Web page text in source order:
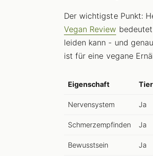
Der wichtigste Punkt:
Vegan Review
leiden kann - und
ist für eine vegane
Eigenschaft
Nervensystem Ja
Schmerzempfinden Ja
Bewusstsein Ja